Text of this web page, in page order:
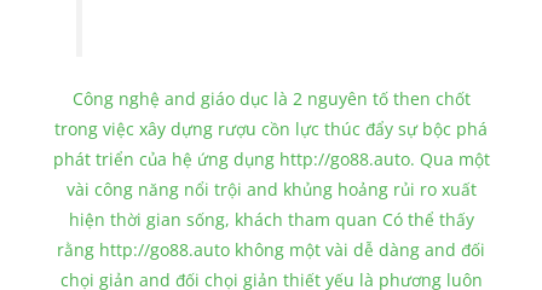
Công nghệ and giáo dục là 2 nguyên tố then chốt
trong việc xây dựng rượu cồn lực thúc đẩy sự bộc phá
phát triển của hệ ứng dụng http://go88.auto. Qua một
vài công năng nổi trội and khủng hoảng rủi ro xuất
hiện thời gian sống, khách tham quan Có thể thấy
rằng http://go88.auto không một vài dễ dàng and đối
chọi giản and đối chọi giản thiết yếu là phương luôn